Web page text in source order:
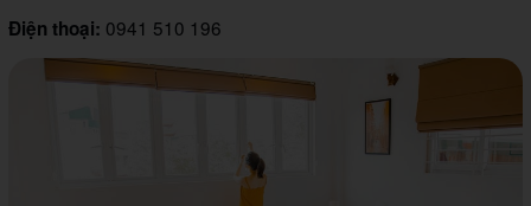
Điện thoại: 0941 510 196